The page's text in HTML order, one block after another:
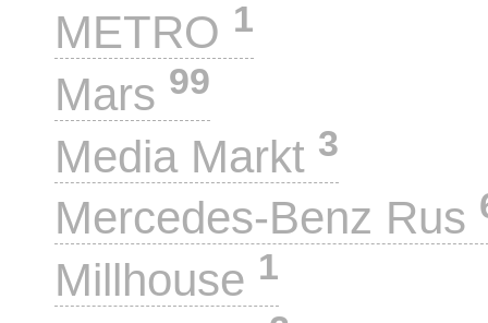
METRO 1
Mars 99
Media Markt 3
Mercedes-Benz Rus
Millhouse 1